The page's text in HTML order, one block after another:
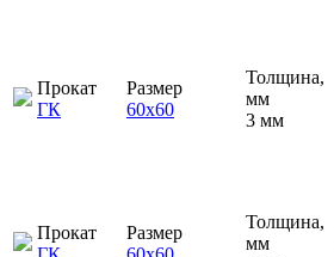
Прокат
ГК
Размер
60х60
Толщина,
мм
3 мм
Прокат
Размер
Толщина,
мм